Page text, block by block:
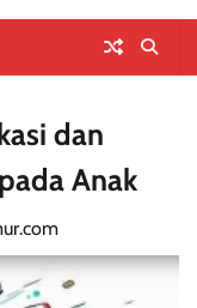
dan
Anak